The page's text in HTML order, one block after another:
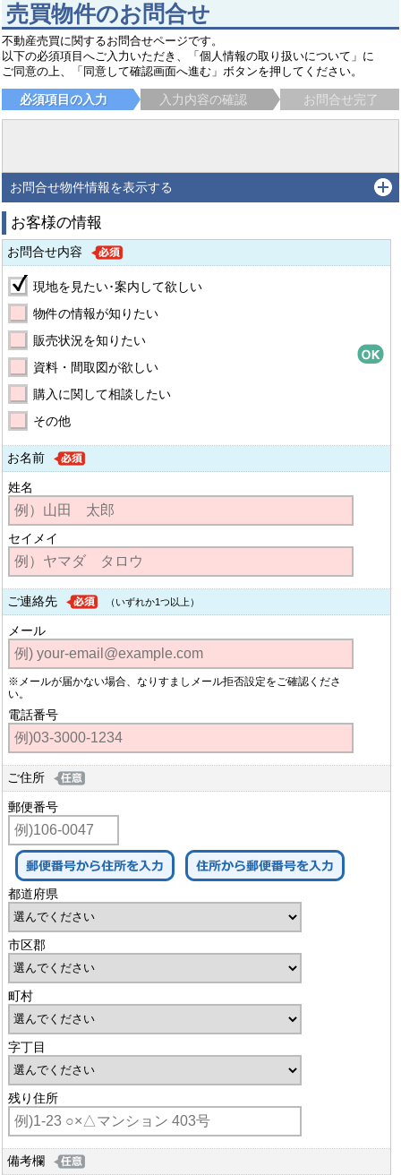
売買物件のお問合せ
不動産売買に関するお問合せページです。
以下の必須項目へご入力いただき、「個人情報の取り扱いについて」に
ご同意の上、「同意して確認画面へ進む」ボタンを押してください。
必須項目の入力 入力内容の確認 お問合せ完了
お問合せ物件情報を表示する
お客様の情報
お問合せ内容
現地を見たい･案内して欲しい
物件の情報が知りたい
販売状況を知りたい
資料・間取図が欲しい
購入に関して相談したい
その他
お名前
姓名
セイメイ
ご連絡先 （いずれか1つ以上）
メール
※メールが届かない場合、なりすましメール拒否設定をご確認くださ
い。
電話番号
ご住所
郵便番号
都道府県
市区郡
町村
字丁目
残り住所
備考欄